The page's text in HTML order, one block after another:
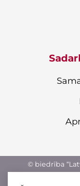
© biedrība